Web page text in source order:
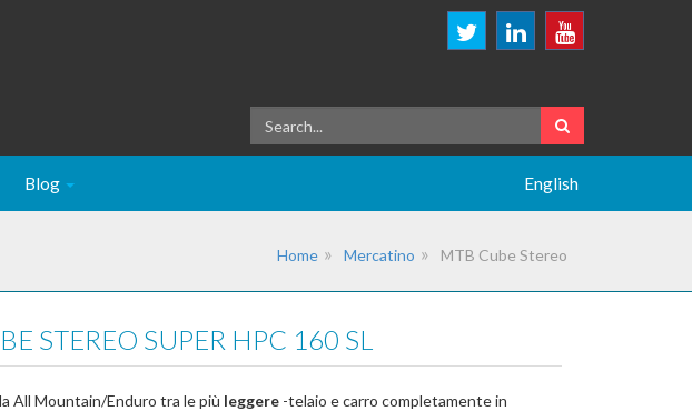
Blog English
Home Mercatino MTB Cube Stereo
STEREO SUPER HPC 160 SL
All Mountain/Enduro tra le più leggere -telaio e carro completamente in